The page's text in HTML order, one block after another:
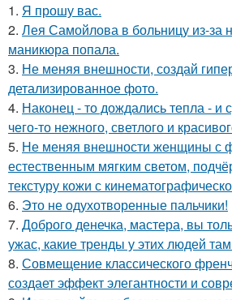
1. Я прошу вас.
2. Лея Самойлова в больницу из-за
маникюра попала.
3. Не меняя внешности, создай
детализированное фото.
4. Наконец - то дождались тепла - и
чего-то нежного, светлого и
5. Не меняя внешности женщины с
естественным мягким светом,
текстуру кожи с
6. Это не одухотворенные пальчики!
7. Доброго денечка, мастера, вы
ужас, какие тренды у этих людей
8. Совмещение классического
создает эффект элегантности и